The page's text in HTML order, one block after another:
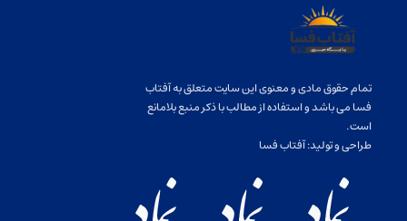
تمام حقوق مادی و معنوی این سایت متعلق به آفتاب
فسا می باشد و استفاده از مطالب با ذکر منبع بلامانع
است.
طراحی و تولید:آفتاب فسا